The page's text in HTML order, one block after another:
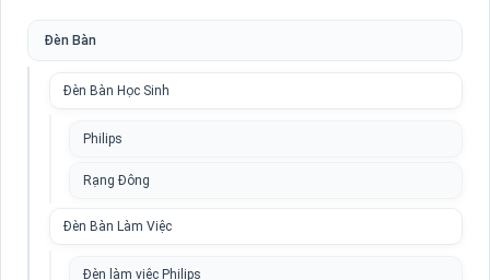
Đèn Bàn
Đèn Bàn Học Sinh
Philips
Rạng Đông
Đèn Bàn Làm Việc
Đèn làm việc Philips